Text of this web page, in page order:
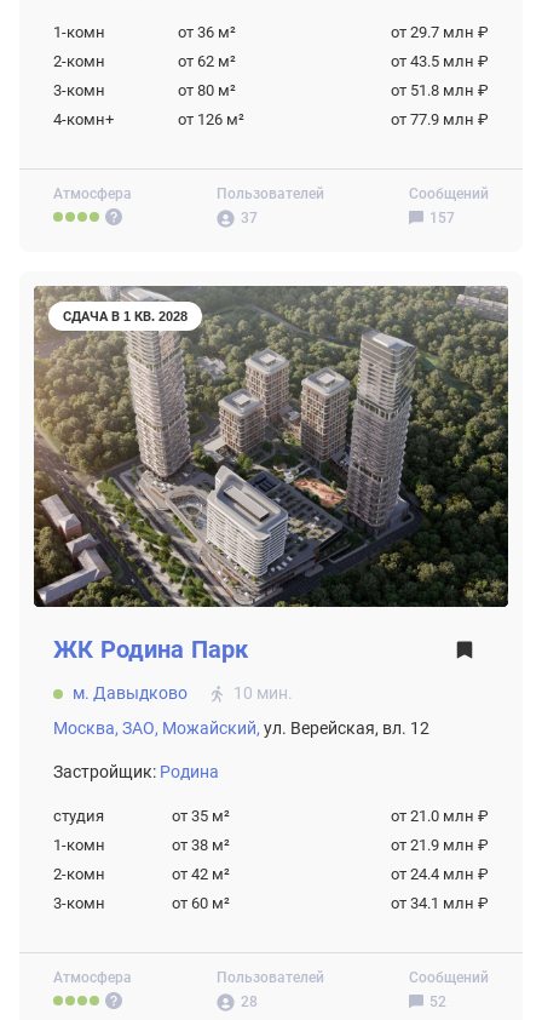
Атмосфера
Пользователей
37
Сообщений
157
1-комн от 36 м²
от 29.7 млн ₽
2-комн
от 62 м²
от 43.5 млн ₽
3-комн
от 80 м²
от 51.8 млн ₽
4-комн+
от 126 м² от 77.9 млн ₽
СДАЧА В 1 КВ. 2028
Атмосфера
Пользователей
28
Сообщений
52
ЖК Родина Парк
м. Давыдково
10 мин.
Москва, ЗАО, Можайский, ул. Верейская, вл. 12
Застройщик: Родина
студия от 35 м²
от 21.0 млн ₽
1-комн
от 38 м²
от 21.9 млн ₽
2-комн
от 42 м²
от 24.4 млн ₽
3-комн
от 60 м² от 34.1 млн ₽